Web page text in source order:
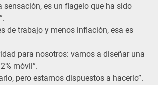
sensación, es un flagelo que ha sido
de trabajo y menos inflación, esa es
para nosotros: vamos a diseñar una
móvil”.
pero estamos dispuestos a hacerlo”.